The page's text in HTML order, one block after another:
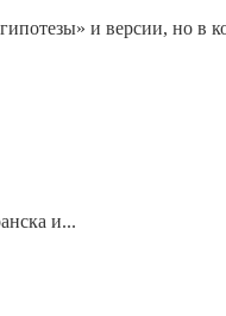
и версии, но
и...